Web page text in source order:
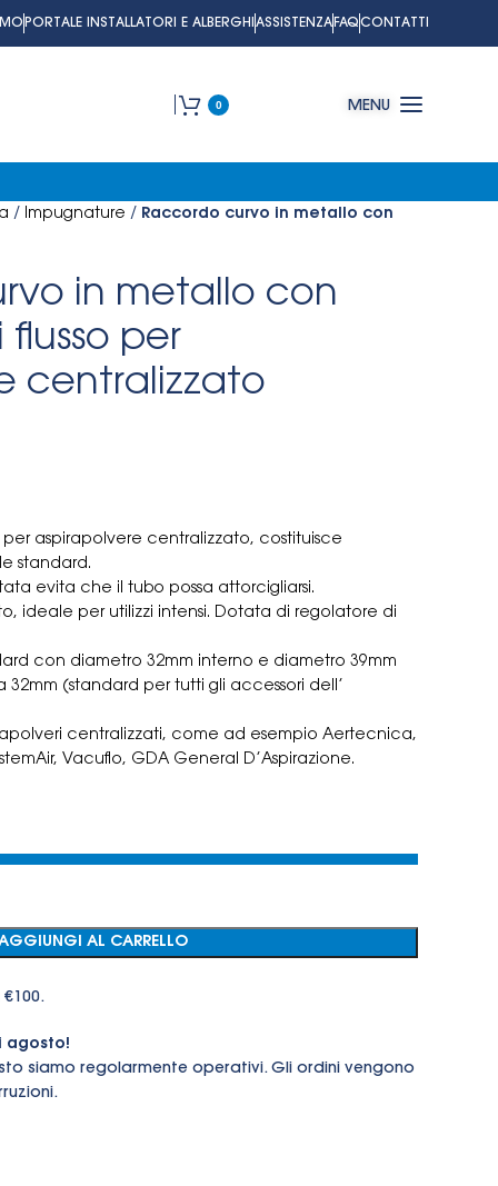
PORTALE INSTALLATORI E ALBERGHI ASSISTENZA FAQCONTATTI
0 MENU
/ Impugnature / Raccordo curvo in metallo con
in metallo con
per
centralizzato
aspirapolvere centralizzato, costituisce
standard.
evita che il tubo possa attorcigliarsi.
ideale per utilizzi intensi. Dotata di regolatore di
con diametro 32mm interno e diametro 39mm
(standard per tutti gli accessori dell’
centralizzati, come ad esempio Aertecnica,
Vacuflo, GDA General D’Aspirazione.
AL CARRELLO
agosto!
siamo regolarmente operativi. Gli ordini vengono